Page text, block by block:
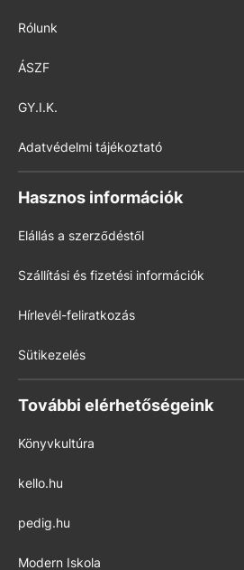
Rólunk
ÁSZF
GY.I.K.
Adatvédelmi tájékoztató
Hasznos információk
Elállás a szerződéstől
Szállítási és fizetési információk
Hírlevél-feliratkozás
Sütikezelés
További elérhetőségeink
Könyvkultúra
kello.hu
pedig.hu
Modern Iskola